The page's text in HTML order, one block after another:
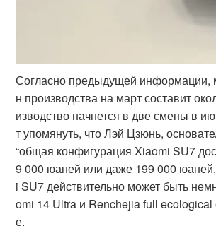
Согласно предыдущей информации,
н производства на март составит
изводство начнется в две смены в
т упомянуть, что Лэй Цзюнь,
“общая конфигурация Xiaomi SU7
9 000 юаней или даже 199 000
i SU7 действительно может быть
omi 14 Ultra и Renchejia full
е.